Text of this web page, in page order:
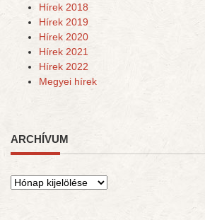
Hírek 2018
Hírek 2019
Hírek 2020
Hírek 2021
Hírek 2022
Megyei hírek
ARCHÍVUM
Archívum